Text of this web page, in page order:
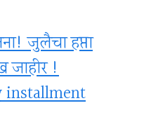
जुलैचा हप्ता
जाहीर !